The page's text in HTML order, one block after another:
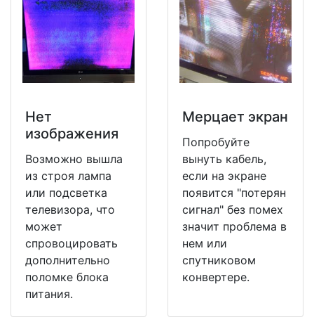
Нет
изображения
Возможно вышла
из строя лампа
или подсветка
телевизора, что
может
спровоцировать
дополнительно
поломке блока
питания.
Мерцает экран
Попробуйте
вынуть кабель,
если на экране
появится "потерян
сигнал" без помех
значит проблема в
нем или
спутниковом
конвертере.